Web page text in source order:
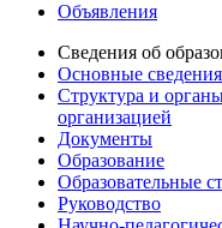
Объявления
Сведения об
Основные сведения
Структура и
организацией
Документы
Образование
Образовательные
Руководство